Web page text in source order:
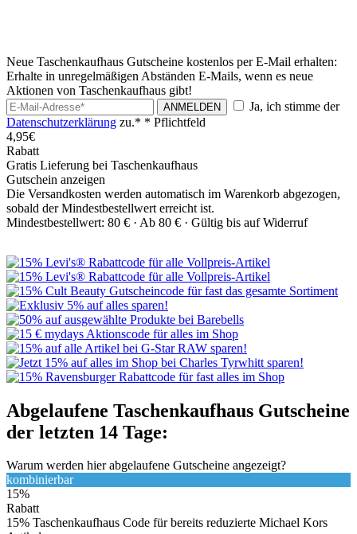
Neue Taschenkaufhaus Gutscheine kostenlos per E-Mail erhalten:
Erhalte in unregelmäßigen Abständen E-Mails, wenn es neue
Aktionen von Taschenkaufhaus gibt!
ANMELDEN
Ja, ich stimme der
Datenschutzerklärung zu.* * Pflichtfeld
4,95€
Rabatt
Gratis Lieferung bei Taschenkaufhaus
Gutschein anzeigen
Die Versandkosten werden automatisch im Warenkorb abgezogen,
sobald der Mindestbestellwert erreicht ist.
Mindestbestellwert: 80 € · Ab 80 € · Gültig bis auf Widerruf
Abgelaufene Taschenkaufhaus Gutscheine
der letzten 14 Tage:
Warum werden hier abgelaufene Gutscheine angezeigt?
kombinierbar
15%
Rabatt
15% Taschenkaufhaus Code für bereits reduzierte Michael Kors